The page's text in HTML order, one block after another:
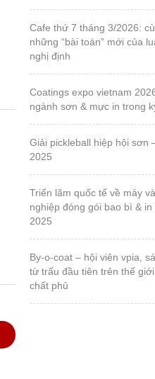
cafe thứ 7 tháng 3/2026: cùng nhau tháo gỡ
những “bài toán” mới của
nghị định
coatings expo vietnam 2026: khẳng định vị thế
ngành sơn & mực in trong
giải pickleball hiệp hội sơn – mực in, lần 1 – năm
2025
triển lãm quốc tế về máy và thiết bị ngành công
nghiệp đóng gói bao bì &
2025
by-o-coat – hội viên vpia, sáng chế vật liệu silica
từ trấu đầu tiên trên thế
chất phủ